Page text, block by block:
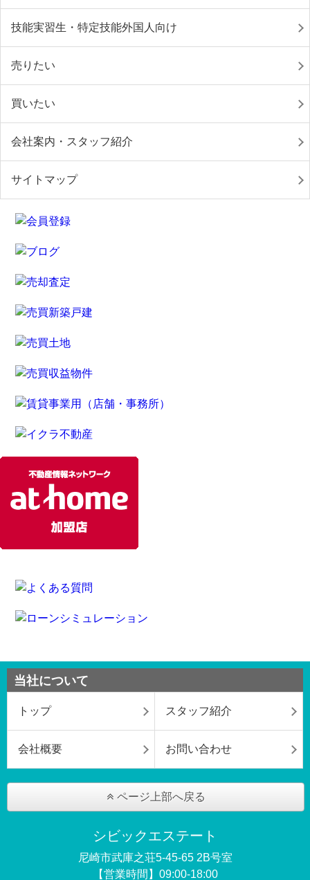
技能実習生・特定技能外国人向け
売りたい
買いたい
会社案内・スタッフ紹介
サイトマップ
当社について
トップ スタッフ紹介
会社概要 お問い合わせ
ページ上部へ戻る
シビックエステート
尼崎市武庫之荘5-45-65 2B号室
【営業時間】09:00-18:00